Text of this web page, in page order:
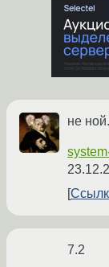
не ной.
7.2